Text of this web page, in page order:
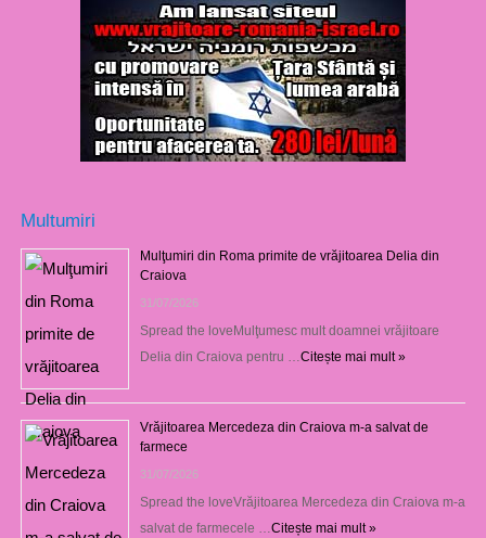
Multumiri
Mulţumiri din Roma primite de vrăjitoarea Delia din
Craiova
31/07/2026
Spread the loveMulţumesc mult doamnei vrăjitoare
Delia din Craiova pentru …Citește mai mult »
Vrăjitoarea Mercedeza din Craiova m-a salvat de
farmece
31/07/2026
Spread the loveVrăjitoarea Mercedeza din Craiova m-a
salvat de farmecele …Citește mai mult »